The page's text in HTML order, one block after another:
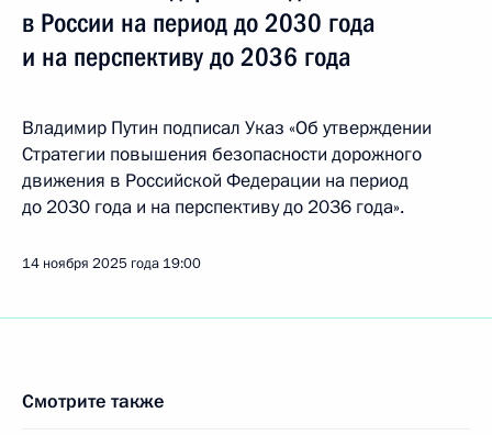
в России на период до 2030 года
и на перспективу до 2036 года
Владимир Путин подписал Указ «Об утверждении
Стратегии повышения безопасности дорожного
движения в Российской Федерации на период
до 2030 года и на перспективу до 2036 года».
14 ноября 2025 года 19:00
Смотрите также